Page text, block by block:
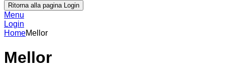
Ritorna alla pagina Login
Menu
Login
HomeMellor
Mellor